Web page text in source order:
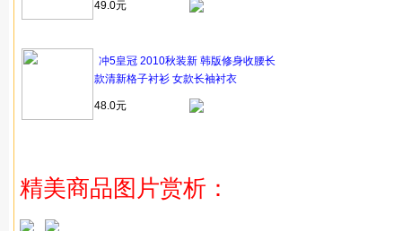
49.0元
冲5皇冠 2010秋装新 韩版修身收腰长
款清新格子衬衫 女款长袖衬衣
48.0元
精美商品图片赏析：